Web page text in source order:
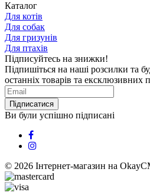
Каталог
Для котів
Для собак
Для гризунів
Для птахів
Підписуйтесь на знижки!
Підпишіться на наші розсилки та
останніх товарів та ексклюзивних
Підписатися
Ви були успішно підписані
© 2026 Інтернет-магазин на